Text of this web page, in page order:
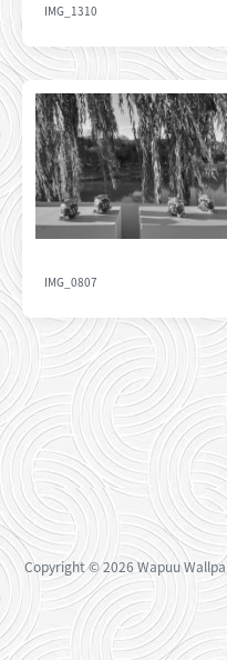
IMG_1310
IMG_0807
Copyright© 2026Wapuu